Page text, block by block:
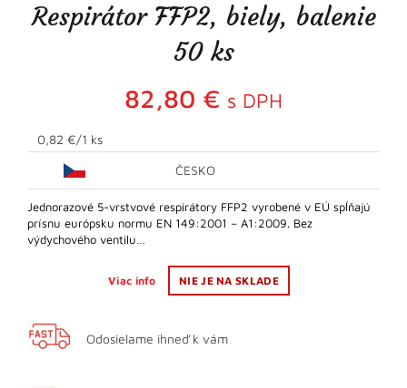
Respirátor FFP2, biely, balenie
50 ks
82,80 € s DPH
0,82 €/1 ks
ČESKO
Jednorazové 5-vrstvové respirátory FFP2 vyrobené v EÚ spĺňajú
prísnu európsku normu EN 149:2001 – A1:2009. Bez
výdychového ventilu…
Viac info NIE JE NA SKLADE
Odosielame ihneď k vám